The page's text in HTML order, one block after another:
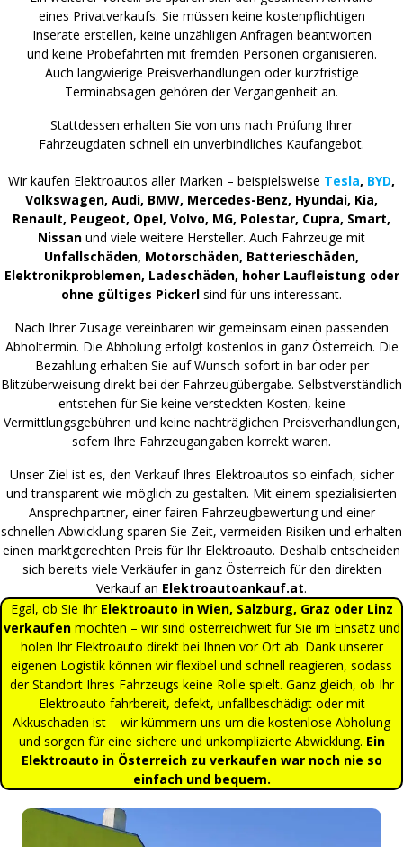
eines Privatverkaufs. Sie müssen keine kostenpflichtigen
Inserate erstellen, keine unzähligen Anfragen beantworten
und keine Probefahrten mit fremden Personen organisieren.
Auch langwierige Preisverhandlungen oder kurzfristige
Terminabsagen gehören der Vergangenheit an.
Stattdessen erhalten Sie von uns nach Prüfung Ihrer
Fahrzeugdaten schnell ein unverbindliches Kaufangebot.
Wir kaufen Elektroautos aller Marken – beispielsweise Tesla, BYD,
Volkswagen, Audi, BMW, Mercedes-Benz, Hyundai, Kia,
Renault, Peugeot, Opel, Volvo, MG, Polestar, Cupra, Smart,
Nissan und viele weitere Hersteller. Auch Fahrzeuge mit
Unfallschäden, Motorschäden, Batterieschäden,
Elektronikproblemen, Ladeschäden, hoher Laufleistung oder
ohne gültiges Pickerl sind für uns interessant.
Nach Ihrer Zusage vereinbaren wir gemeinsam einen passenden
Abholtermin. Die Abholung erfolgt kostenlos in ganz Österreich. Die
Bezahlung erhalten Sie auf Wunsch sofort in bar oder per
Blitzüberweisung direkt bei der Fahrzeugübergabe. Selbstverständlich
entstehen für Sie keine versteckten Kosten, keine
Vermittlungsgebühren und keine nachträglichen Preisverhandlungen,
sofern Ihre Fahrzeugangaben korrekt waren.
Unser Ziel ist es, den Verkauf Ihres Elektroautos so einfach, sicher
und transparent wie möglich zu gestalten. Mit einem spezialisierten
Ansprechpartner, einer fairen Fahrzeugbewertung und einer
schnellen Abwicklung sparen Sie Zeit, vermeiden Risiken und erhalten
einen marktgerechten Preis für Ihr Elektroauto. Deshalb entscheiden
sich bereits viele Verkäufer in ganz Österreich für den direkten
Verkauf an Elektroautoankauf.at.
Egal, ob Sie Ihr Elektroauto in Wien, Salzburg, Graz oder Linz
verkaufenmöchten – wir sind österreichweit für Sie im Einsatz und
holen Ihr Elektroauto direkt bei Ihnen vor Ort ab. Dank unserer
eigenen Logistik können wir flexibel und schnell reagieren, sodass
der Standort Ihres Fahrzeugs keine Rolle spielt. Ganz gleich, ob Ihr
Elektroauto fahrbereit, defekt, unfallbeschädigt oder mit
Akkuschaden ist – wir kümmern uns um die kostenlose Abholung
und sorgen für eine sichere und unkomplizierte Abwicklung. Ein
Elektroauto in Österreich zu verkaufen war noch nie so
einfach und bequem.